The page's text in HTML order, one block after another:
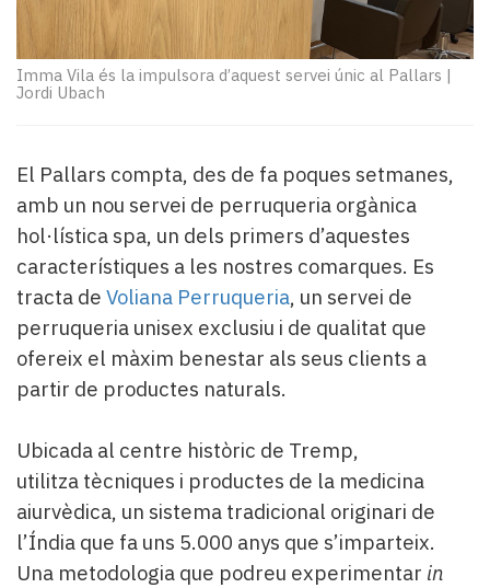
newsletter
Pallars
Contingut
més
llegit...
Editorial
Imma Vila és la impulsora d’aquest servei únic al Pallars |
Jordi Ubach
El Pallars compta, des de fa poques setmanes,
amb un nou servei de perruqueria orgànica
hol·lística spa, un dels primers d’aquestes
característiques a les nostres comarques. Es
tracta de Voliana Perruqueria, un servei de
perruqueria unisex exclusiu i de qualitat que
ofereix el màxim benestar als seus clients a
partir de productes naturals.
Ubicada al centre històric de Tremp,
utilitza tècniques i productes de la medicina
aiurvèdica, un sistema tradicional originari de
l’Índia que fa uns 5.000 anys que s’imparteix.
Una metodologia que podreu experimentar in